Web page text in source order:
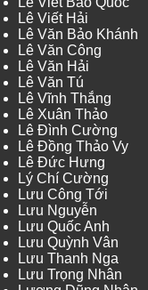
Lê Viết Hải
Lê Văn Bảo Khánh
Lê Văn Công
Lê Văn Hải
Lê Văn Tú
Lê Vĩnh Thắng
Lê Xuân Thảo
Lê Đình Cường
Lê Đồng Thảo Vy
Lê Đức Hưng
Lý Chí Cường
Lưu Công Tới
Lưu Nguyễn
Lưu Quốc Anh
Lưu Quỳnh Vân
Lưu Thanh Nga
Lưu Trọng Nhân